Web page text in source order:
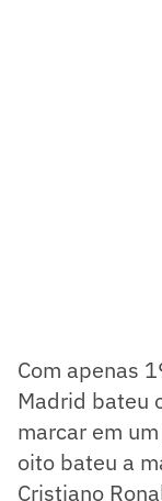
Com apenas
Madrid bateu
marcar em
oito bateu a
Cristiano